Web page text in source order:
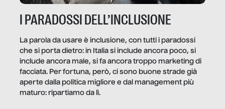
I PARADOSSI DELL’INCLUSIONE
La parola da usare è inclusione, con tutti i paradossi
che si porta dietro: in Italia si include ancora poco, si
include ancora male, si fa ancora troppo marketing di
facciata. Per fortuna, però, ci sono buone strade già
aperte dalla politica migliore e dal management più
maturo: ripartiamo da lì.